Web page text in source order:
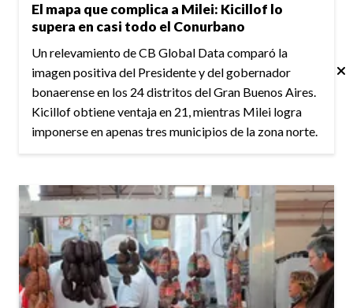
El mapa que complica a Milei: Kicillof lo
supera en casi todo el Conurbano
Un relevamiento de CB Global Data comparó la
imagen positiva del Presidente y del gobernador
bonaerense en los 24 distritos del Gran Buenos Aires.
Kicillof obtiene ventaja en 21, mientras Milei logra
imponerse en apenas tres municipios de la zona norte.